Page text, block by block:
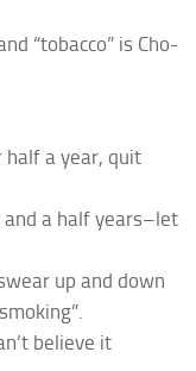
“tobacco” is Cho-
half a year, quit
and a half years–let
up and down
believe it